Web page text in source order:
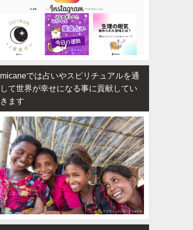
micaneでは占いやスピリチュアルを通
して世界が幸せになる事に貢献してい
きます